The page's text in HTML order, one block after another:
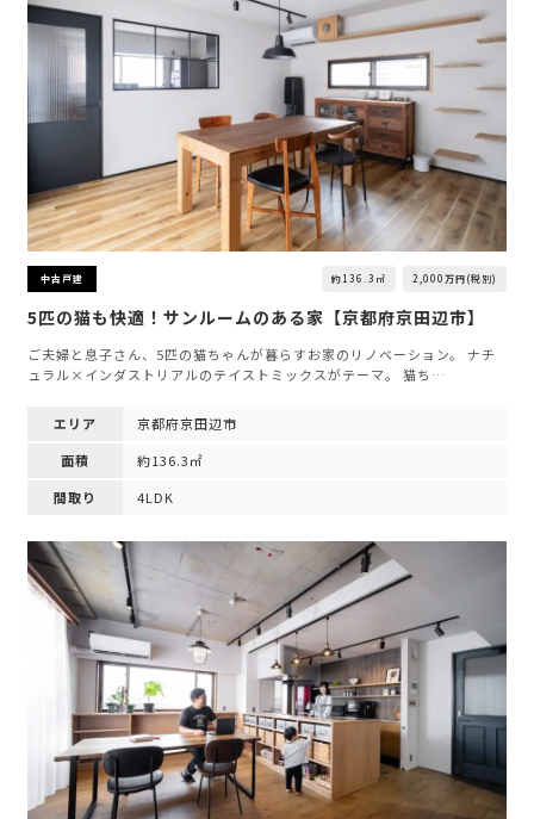
中古戸建 約136.3㎡ 2,000万円(税別)
5匹の猫も快適！サンルームのある家【京都府京田辺市】
ご夫婦と息子さん、5匹の猫ちゃんが暮らすお家のリノベーション。 ナチ
ュラル×インダストリアルのテイストミックスがテーマ。 猫ち…
エリア
京都府京田辺市
面積
約136.3㎡
間取り
4LDK